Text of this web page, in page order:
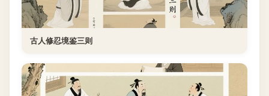
古人修忍境鉴三则